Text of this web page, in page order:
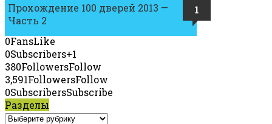
Прохождение 100 дверей 2013 —
Часть 2
1
0FansLike
0Subscribers+1
380FollowersFollow
3,591FollowersFollow
0SubscribersSubscribe
Разделы